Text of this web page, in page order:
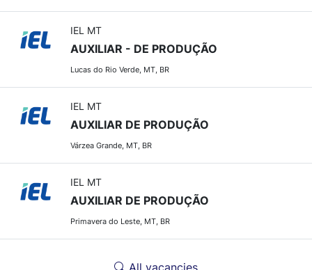
IEL MT
AUXILIAR - DE PRODUÇÃO
Lucas do Rio Verde, MT, BR
IEL MT
AUXILIAR DE PRODUÇÃO
Várzea Grande, MT, BR
IEL MT
AUXILIAR DE PRODUÇÃO
Primavera do Leste, MT, BR